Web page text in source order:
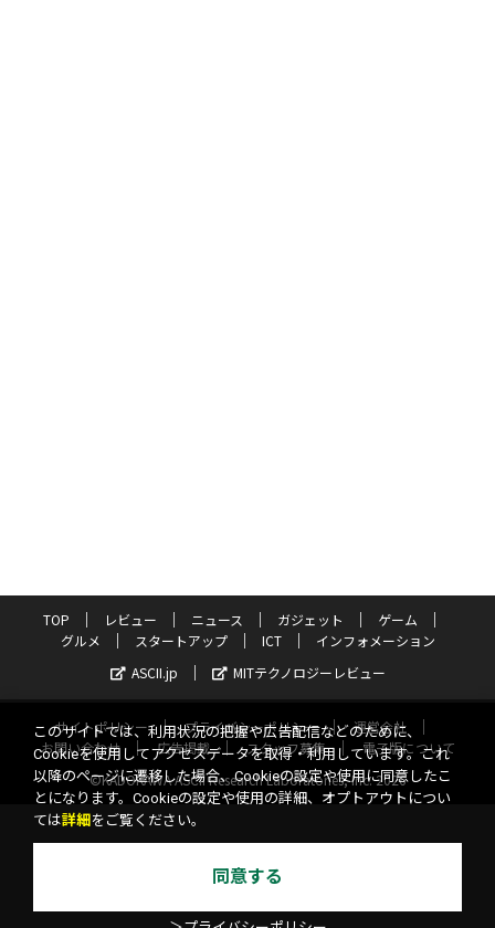
TOP レビュー ニュース ガジェット
ゲーム
グルメ
スタートアップ ICT
インフォメーション
ASCII.jp
MITテクノロジーレビュー
サイトポリシー プライバシーポリシー
運営会社
お問い合わせ
広告掲載 スタッフ募集
電子版について
©KADOKAWA ASCII Research Laboratories, Inc. 2026
このサイトでは、利用状況の把握や広告配信などのために、
Cookieを使用してアクセスデータを取得・利用しています。これ
以降のページに遷移した場合、Cookieの設定や使用に同意したこ
とになります。Cookieの設定や使用の詳細、オプトアウトについ
ては詳細 をご覧ください。
同意する